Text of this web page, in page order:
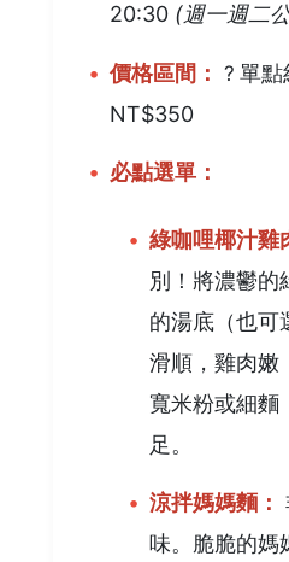
20:30 (週一週二
價格區間： ? 單
NT$350
必點選單：
綠咖哩椰汁雞
別！將濃鬱的
的湯底（也可
滑順，雞肉嫩
寬米粉或細麵
足。
涼拌媽媽麵：
味。脆脆的媽